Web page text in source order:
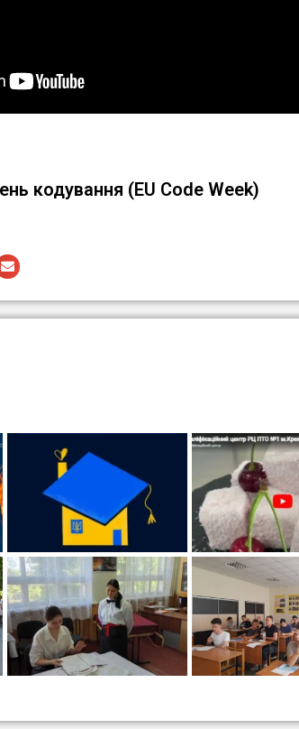
кодування (EU Code Week)